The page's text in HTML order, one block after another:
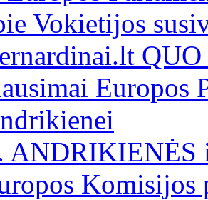
Vokietijos
Europos
ANDRIKIENĖS
Komisijos